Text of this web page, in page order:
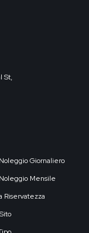
St,
Giornaliero
Mensile
Riservatezza